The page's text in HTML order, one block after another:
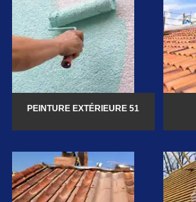
PEINTURE EXTÉRIEURE 51